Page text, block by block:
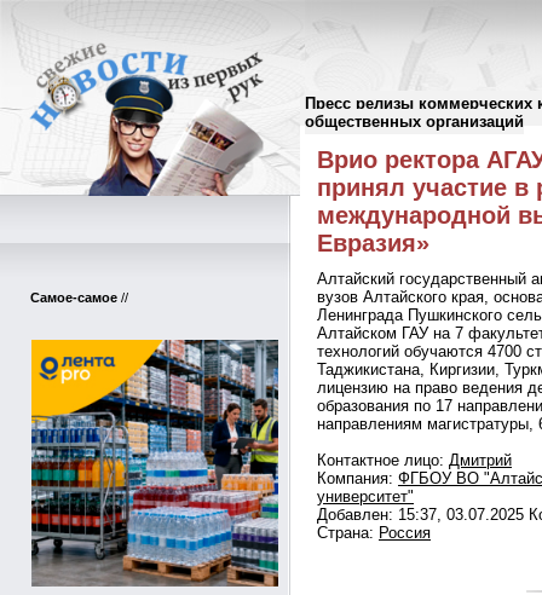
Пресс релизы коммерческих
общественных организаций
Самое-самое //
Пресс-релизы//
Врио ректора
принял участие в
международной
Евразия»
Алтайский государственный
вузов Алтайского края,
Ленинграда Пушкинского
Алтайском ГАУ на 7
технологий обучаются 4700
Таджикистана, Киргизии,
лицензию на право ведения
образования по 17
направлениям
Контактное лицо: Дмитрий
Компания: ФГБОУ ВО
университет"
Добавлен: 15:37, 03.07.2025
Страна: Россия